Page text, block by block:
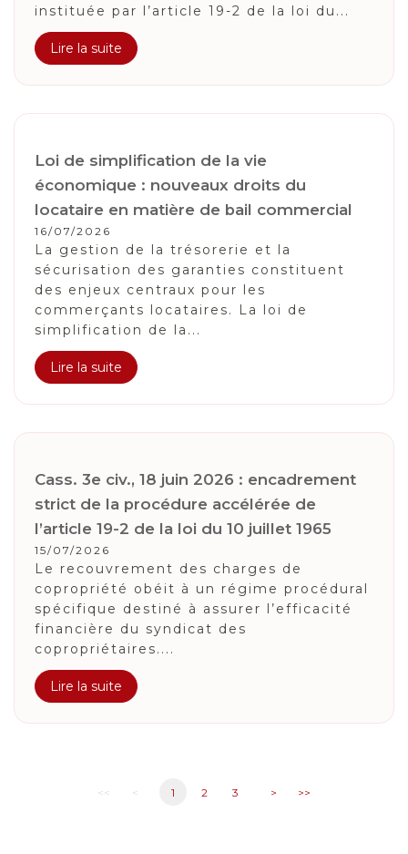
instituée par l’article 19-2 de la loi du...
Lire la suite
Loi de simplification de la vie
économique : nouveaux droits du
locataire en matière de bail commercial
16/07/2026
La gestion de la trésorerie et la
sécurisation des garanties constituent
des enjeux centraux pour les
commerçants locataires. La loi de
simplification de la...
Lire la suite
Cass. 3e civ., 18 juin 2026 : encadrement
strict de la procédure accélérée de
l’article 19-2 de la loi du 10 juillet 1965
15/07/2026
Le recouvrement des charges de
copropriété obéit à un régime procédural
spécifique destiné à assurer l’efficacité
financière du syndicat des
copropriétaires....
Lire la suite
1 2 3 > >>